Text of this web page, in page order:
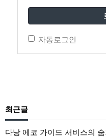
자동로그인
최근글
다낭 에코 가이드 서비스의 숨겨진 시